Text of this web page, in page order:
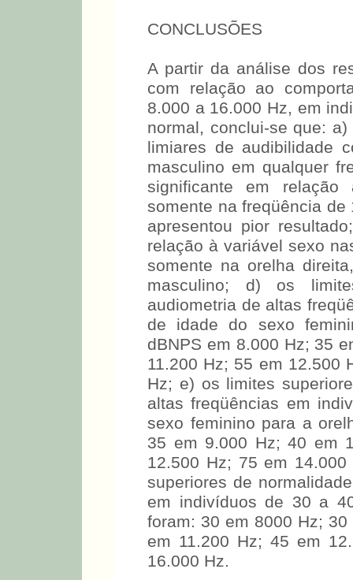
para indivíduos de 30 a
CONCLUSÕES
A partir da análise dos
com relação ao
8.000 a 16.000 Hz, em
normal, conclui-se que:
limiares de audibilidade
masculino em qualquer
significante em
somente na freqüência
apresentou pior
relação à variável sexo
somente na orelha
masculino; d) os
audiometria de altas
de idade do sexo
dBNPS em 8.000 Hz; 35
11.200 Hz; 55 em 12.500
Hz; e) os limites
altas freqüências em
sexo feminino para a
35 em 9.000 Hz; 40 em
12.500 Hz; 75 em
superiores de
em indivíduos de 30 a
foram: 30 em 8000 Hz;